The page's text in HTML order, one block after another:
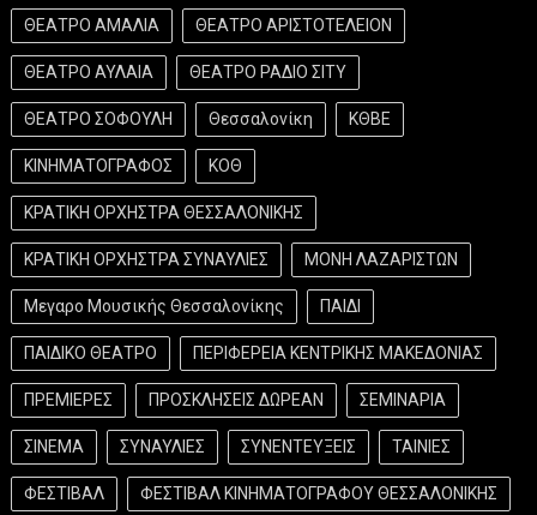
ΘΕΑΤΡΟ ΑΜΑΛΙΑ ΘΕΑΤΡΟ ΑΡΙΣΤΟΤΕΛΕΙΟΝ
ΘΕΑΤΡΟ ΑΥΛΑΙΑ ΘΕΑΤΡΟ ΡΑΔΙΟ ΣΙΤΥ
ΘΕΑΤΡΟ ΣΟΦΟΥΛΗ Θεσσαλονίκη ΚΘΒΕ
ΚΙΝΗΜΑΤΟΓΡΑΦΟΣ ΚΟΘ
ΚΡΑΤΙΚΗ ΟΡΧΗΣΤΡΑ ΘΕΣΣΑΛΟΝΙΚΗΣ
ΚΡΑΤΙΚΗ ΟΡΧΗΣΤΡΑ ΣΥΝΑΥΛΙΕΣ ΜΟΝΗ ΛΑΖΑΡΙΣΤΩΝ
Μεγαρο Μουσικής Θεσσαλονίκης ΠΑΙΔΙ
ΠΑΙΔΙΚΟ ΘΕΑΤΡΟ ΠΕΡΙΦΕΡΕΙΑ ΚΕΝΤΡΙΚΗΣ ΜΑΚΕΔΟΝΙΑΣ
ΠΡΕΜΙΕΡΕΣ ΠΡΟΣΚΛΗΣΕΙΣ ΔΩΡΕΑΝ ΣΕΜΙΝΑΡΙΑ
ΣΙΝΕΜΑ ΣΥΝΑΥΛΙΕΣ ΣΥΝΕΝΤΕΥΞΕΙΣ ΤΑΙΝΙΕΣ
ΦΕΣΤΙΒΑΛ ΦΕΣΤΙΒΑΛ ΚΙΝΗΜΑΤΟΓΡΑΦΟΥ ΘΕΣΣΑΛΟΝΙΚΗΣ